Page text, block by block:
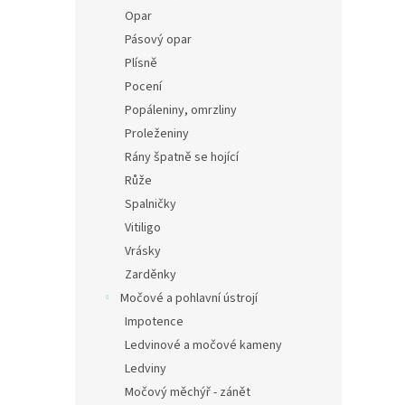
Opar
Pásový opar
Plísně
Pocení
Popáleniny, omrzliny
Proleženiny
Rány špatně se hojící
Růže
Spalničky
Vitiligo
Vrásky
Zarděnky
Močové a pohlavní ústrojí
Impotence
Ledvinové a močové kameny
Ledviny
Močový měchýř - zánět